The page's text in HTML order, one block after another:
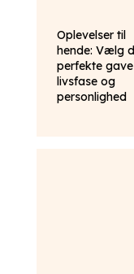
Oplevelser til
hende: Vælg
perfekte
livsfase og
personlighed